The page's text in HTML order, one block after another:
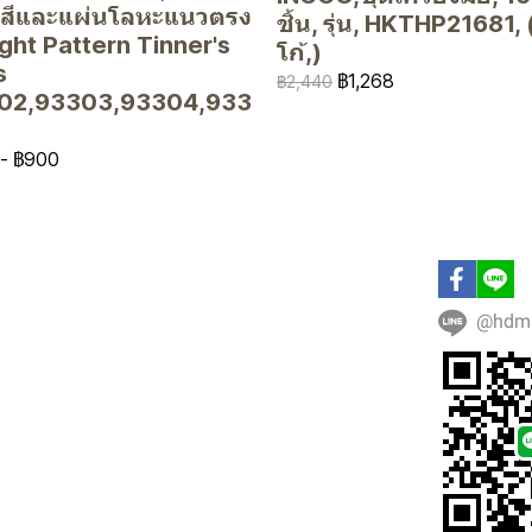
และแผ่นโลหะแนวตรง
Pattern Tinner's
- ฿900
ชิ้น, รุ่น, HKTHP21681,
โก้,)
฿2,440 ฿1,268